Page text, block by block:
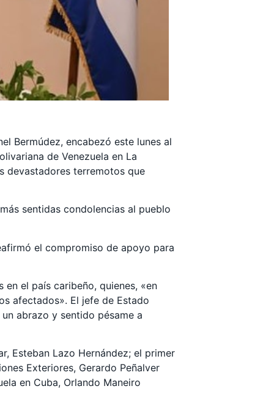
Bermúdez, encabezó este lunes al
de Venezuela en La
devastadores terremotos que
sentidas condolencias al pueblo
el compromiso de apoyo para
el país caribeño, quienes, «en
afectados». El jefe de Estado
abrazo y sentido pésame a
Esteban Lazo Hernández; el primer
Exteriores, Gerardo Peñalver
en Cuba, Orlando Maneiro